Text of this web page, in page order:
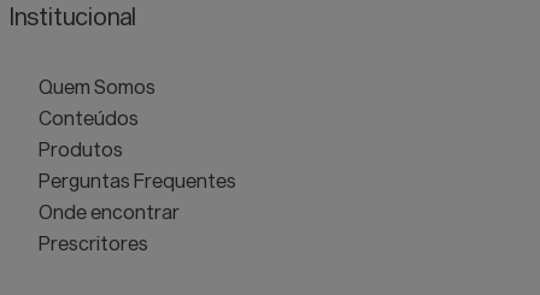
Institucional
Quem Somos
Conteúdos
Produtos
Perguntas Frequentes
Onde encontrar
Prescritores